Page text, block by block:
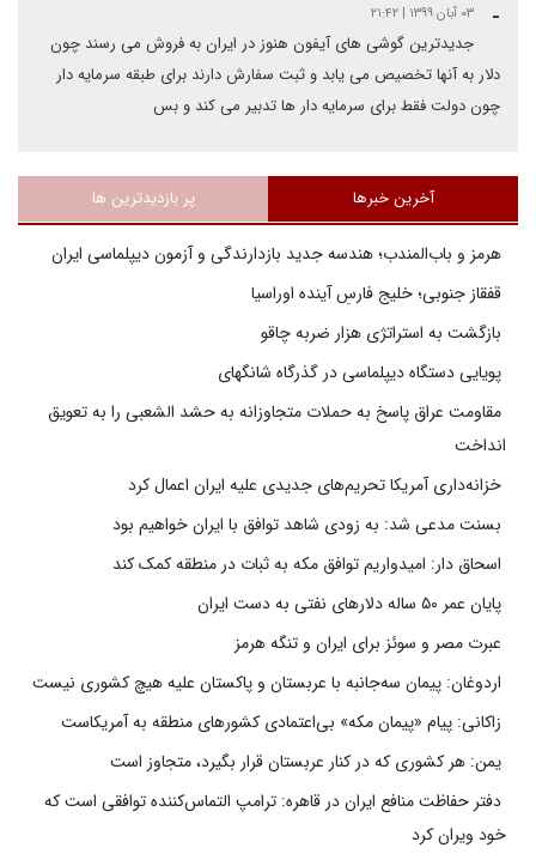
- ۰۳ آبان ۱۳۹۹ | ۲۱:۴۲
جدیدترین گوشی های آیفون هنوز در ایران به فروش می رسند چون
دلار به آنها تخصیص می یابد و ثبت سفارش دارند برای طبقه سرمایه دار
چون دولت فقط برای سرمایه دار ها تدبیر می کند و بس
آخرین خبرها پر بازدیدترین ها
هرمز و باب‌المندب؛ هندسه جدید بازدارندگی و آزمون دیپلماسی ایران
قفقاز جنوبی؛ خلیج فارسِ آینده اوراسیا
بازگشت به استراتژی هزار ضربه چاقو
پویایی دستگاه دیپلماسی در گذرگاه شانگهای
مقاومت عراق پاسخ به حملات متجاوزانه به حشد الشعبی را به تعویق
انداخت
خزانه‌داری آمریکا تحریم‌های جدیدی علیه ایران اعمال کرد
بسنت مدعی شد: به زودی شاهد توافق با ایران خواهیم بود
اسحاق دار: امیدواریم توافق مکه به ثبات در منطقه کمک کند
پایان عمر ۵۰ ساله دلارهای نفتی به دست ایران
عبرت مصر و سوئز برای ایران و تنگه هرمز
اردوغان: پیمان سه‌جانبه با عربستان و پاکستان علیه هیچ کشوری نیست
زاکانی: پیام «پیمان مکه» بی‌اعتمادی کشورهای منطقه به آمریکاست
یمن: هر کشوری که در کنار عربستان قرار بگیرد، متجاوز است
دفتر حفاظت منافع ایران در قاهره: ترامپ التماس‌کننده توافقی است که
خود ویران کرد